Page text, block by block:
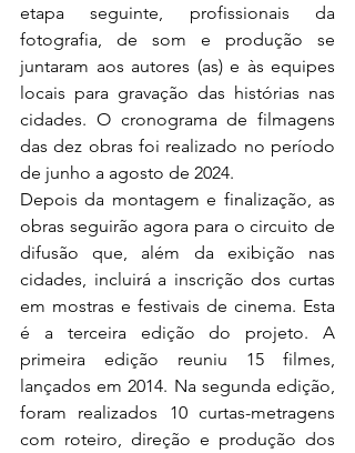
etapa seguinte, profissionais da
fotografia, de som e produção se
juntaram aos autores (as) e às equipes
locais para gravação das histórias nas
cidades. O cronograma de filmagens
das dez obras foi realizado no período
de junho a agosto de 2024.
Depois da montagem e finalização, as
obras seguirão agora para o circuito de
difusão que, além da exibição nas
cidades, incluirá a inscrição dos curtas
em mostras e festivais de cinema. Esta
é a terceira edição do projeto. A
primeira edição reuniu 15 filmes,
lançados em 2014. Na segunda edição,
foram realizados 10 curtas-metragens
com roteiro, direção e produção dos